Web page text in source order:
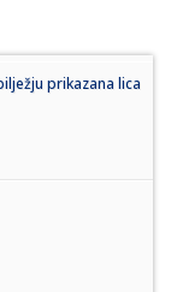
prikazana lica